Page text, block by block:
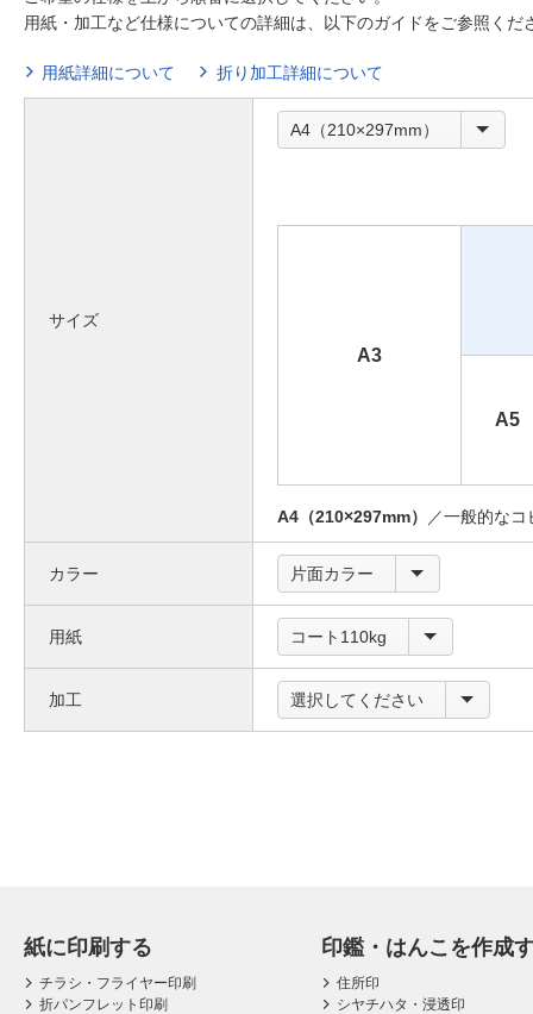
用紙・加工など仕様についての詳細は、以下のガイドをご参照くだ
用紙詳細について 折り加工詳細について
サイズ
A4（210×297mm）
A3
A5
A4（210×297mm） ／一般的な
カラー 片面カラー
用紙 コート110kg
加工 選択してください
紙に印刷する
チラシ・フライヤー印刷
折パンフレット印刷
印鑑・はんこを作成
住所印
シヤチハタ・浸透印